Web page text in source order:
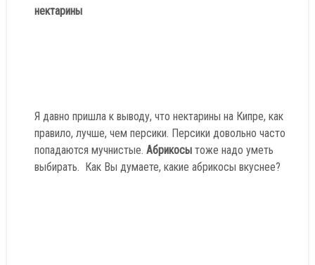
нектарины
Я давно пришла к выводу, что нектарины на Кипре, как
правило, лучше, чем персики. Персики довольно часто
попадаются мучнистые. Абрикосы тоже надо уметь
выбирать. Как Вы думаете, какие абрикосы вкуснее?